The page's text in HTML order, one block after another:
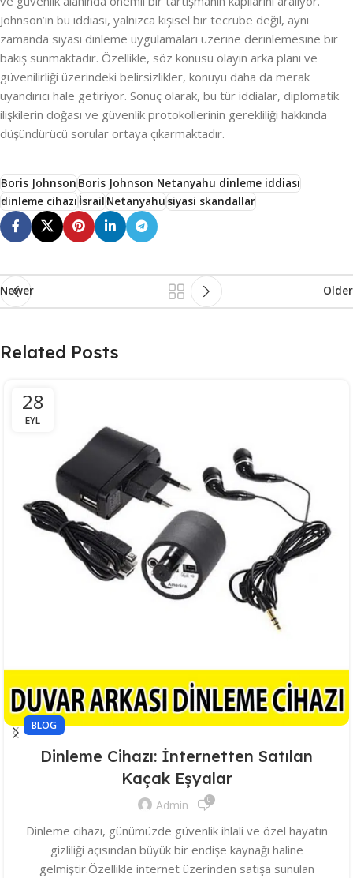
Johnson’ın bu iddiası, yalnızca kişisel bir tecrübe değil, aynı
zamanda siyasi dinleme uygulamaları üzerine derinlemesine bir
bakış sunmaktadır. Özellikle, söz konusu olayın arka planı ve
güvenilirliği üzerindeki belirsizlikler, konuyu daha da merak
uyandırıcı hale getiriyor. Sonuç olarak, bu tür iddialar, diplomatik
ilişkilerin doğası ve güvenlik protokollerinin gerekliliği hakkında
düşündürücü sorular ortaya çıkarmaktadır.
Boris JohnsonBoris Johnson Netanyahu dinleme iddiası
dinleme cihazıİsrailNetanyahusiyasi skandallar
Newer Older
Related Posts
28
EYL
BLOG
Dinleme Cihazı: İnternetten Satılan
Kaçak Eşyalar
Admin 0
Dinleme cihazı, günümüzde güvenlik ihlali ve özel hayatın
gizliliği açısından büyük bir endişe kaynağı haline
gelmiştir.Özellikle internet üzerinden satışa sunulan